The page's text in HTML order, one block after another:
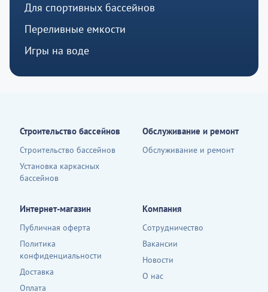
Для спортивных бассейнов
Переливные емкости
Игры на воде
Строительство бассейнов
Строительство бассейнов
Установка каркасных
бассейнов
Обслуживание и ремонт
Обслуживание и ремонт
Интернет-магазин
Публичная оферта
Политика
конфиденциальности
Доставка
Оплата
Компания
Сотрудничество
Вакансии
Новости
О нас